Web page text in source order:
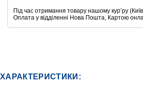
Під час отримання товару нашому курʼру
Оплата у відділенні Нова Пошта, Картою
ХАРАКТЕРИСТИКИ: